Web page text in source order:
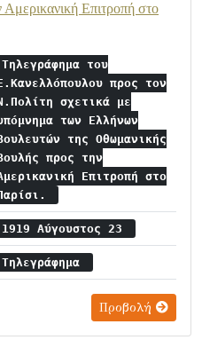
Επιτροπή στο
Τηλεγράφημα του
προς τον
σχετικά με
των Ελλήνων
της Οθωμανικής
προς την
Επιτροπή στο
1919 Αύγουστος 23
Τηλεγράφημα
Προβολή